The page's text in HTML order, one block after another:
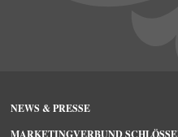
NEWS & PRESSE
MARKETINGVERBUND